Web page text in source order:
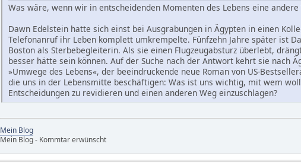
Was wäre, wenn wir in entscheidenden Momenten des Lebens eine
Dawn Edelstein hatte sich einst bei Ausgrabungen in Ägypten in einen
Telefonanruf ihr Leben komplett umkrempelte. Fünfzehn Jahre später ist
Boston als Sterbebegleiterin. Als sie einen Flugzeugabsturz überlebt,
besser hätte sein können. Auf der Suche nach der Antwort kehrt sie nach
»Umwege des Lebens«, der beeindruckende neue Roman von US-
die uns in der Lebensmitte beschäftigen: Was ist uns wichtig, mit wem
Entscheidungen zu revidieren und einen anderen Weg einzuschlagen?
Mein Blog
Mein Blog - Kommtar erwünscht